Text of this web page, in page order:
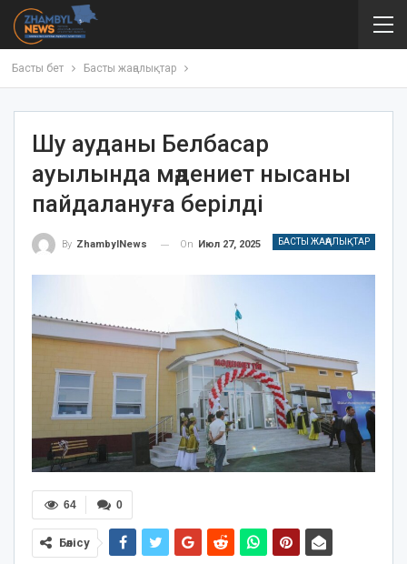
Басты бет Басты жаңалықтар
Шу ауданы Белбасар
ауылында мәдениет нысаны
пайдалануға берілді
БАСТЫ ЖАҢАЛЫҚТАР
By ZhambylNews On Июл 27, 2025
0
64
Бөлісу